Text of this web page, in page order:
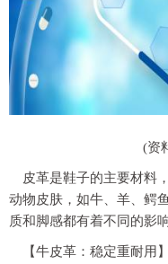
(资
皮革是鞋子的主要材料
动物皮肤，如牛、羊、鳄
质和脚感都有着不同的影
【牛皮革：稳定重耐用】